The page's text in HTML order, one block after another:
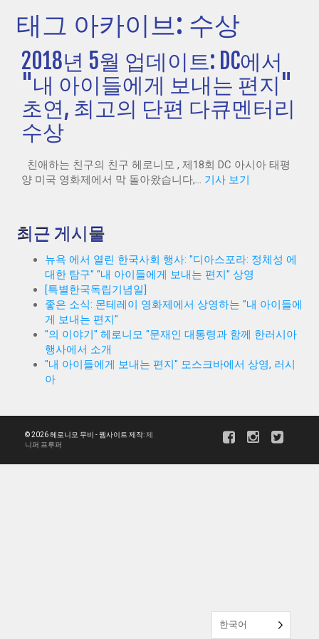
태그 아카이브: 수상
2018년 5월 업데이트: DC에서
"내 아이들에게 보내는 편지"
초연, 최고의 단편 다큐멘터리
수상
친애하는 친구의 친구 헤로니모 , 제18회 DC 아시아 태평
양 미국 영화제에서 막 돌아왔습니다,... 기사 보기
최근 게시물
뉴욕 에서 열린 한국사회 행사: "디아스포라: 정체성 에
대한 탐구" "내 아이들에게 보내는 편지" 상영
[특별한국독립기념일]
좋은 소식: 몬테레이 영화제에서 상영하는 "내 아이들에
게 보내는 편지"
"의 이야기" 헤로니모 "문재인 대통령과 함께 한러시아
행사에서 소개
"내 아이들에게 보내는 편지" 모스크바에서 상영, 러시
아
© 2026 헤로니모 무비 - 웹사이트 제작:제
니퍼 프루퍼
한국어